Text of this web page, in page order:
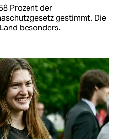
Prozent der
gestimmt. Die
besonders.